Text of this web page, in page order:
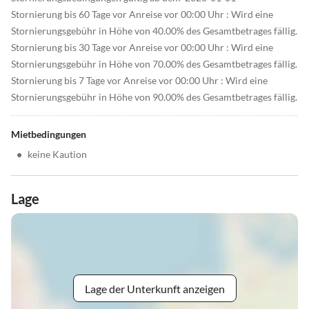
Stornierung bis 60 Tage vor Anreise vor 00:00 Uhr : Wird eine
Stornierungsgebühr in Höhe von 40.00% des Gesamtbetrages fällig.
Stornierung bis 30 Tage vor Anreise vor 00:00 Uhr : Wird eine
Stornierungsgebühr in Höhe von 70.00% des Gesamtbetrages fällig.
Stornierung bis 7 Tage vor Anreise vor 00:00 Uhr : Wird eine
Stornierungsgebühr in Höhe von 90.00% des Gesamtbetrages fällig.
Mietbedingungen
• keine Kaution
Lage
Lage der Unterkunft anzeigen